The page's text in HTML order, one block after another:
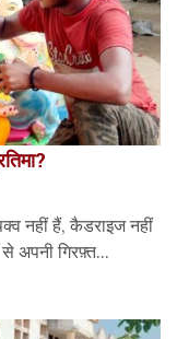
नहीं हैं, कैडराइज नहीं
अपनी गिरफ़्त...